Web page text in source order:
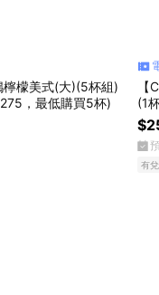
檸檬美式(大)(5杯組)
，最低購買5杯)
(1
有